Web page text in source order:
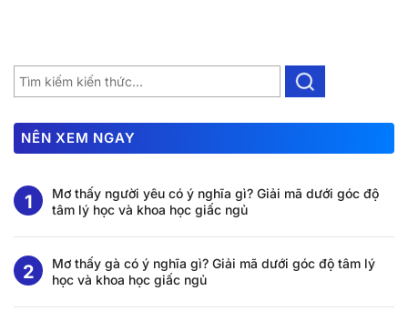
NÊN XEM NGAY
Mơ thấy người yêu có ý nghĩa gì? Giải mã dưới góc độ
tâm lý học và khoa học giấc ngủ
Mơ thấy gà có ý nghĩa gì? Giải mã dưới góc độ tâm lý
học và khoa học giấc ngủ